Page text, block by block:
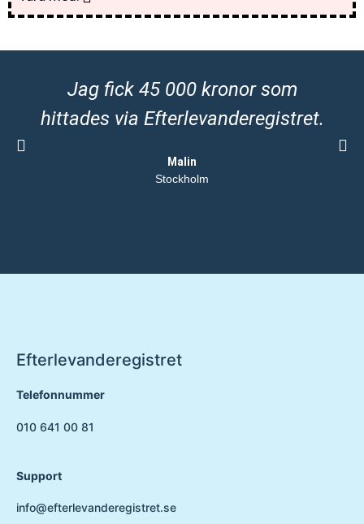
Jag fick 45 000 kronor som
hittades via Efterlevanderegistret.
Malin
Stockholm
Efterlevanderegistret
Telefonnummer
010 641 00 81
Support
info@efterlevanderegistret.se